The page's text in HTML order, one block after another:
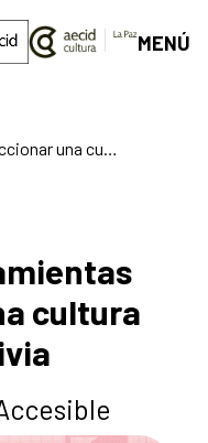
MENÚ
Borrador I: Herramientas para accionar una cultura accesible en Bolivia
cultura